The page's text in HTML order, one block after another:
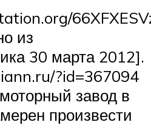
из
30 марта 2012].
?id=367094
завод в
произвести